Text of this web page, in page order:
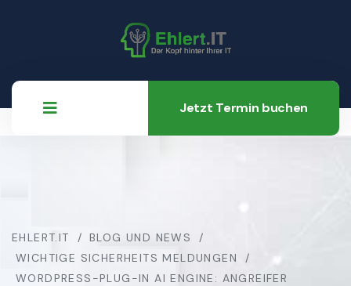
Jetzt Termin buchen
EHLERT.IT
BLOG UND NEWS
WICHTIGE SICHERHEITS MELDUNGEN
WORDPRESS-PLUG-IN AI ENGINE: ANGREIFER